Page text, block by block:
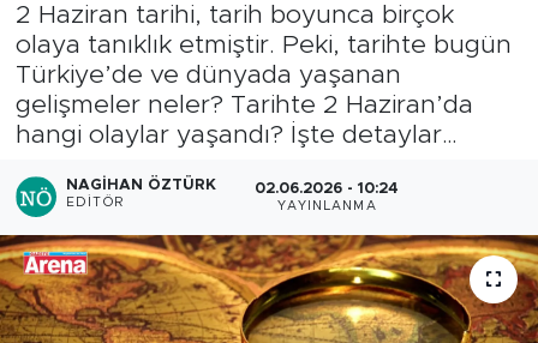
2 Haziran tarihi, tarih boyunca birçok
olaya tanıklık etmiştir. Peki, tarihte bugün
Türkiye’de ve dünyada yaşanan
gelişmeler neler? Tarihte 2 Haziran’da
hangi olaylar yaşandı? İşte detaylar…
NAGIHAN ÖZTÜRK
EDITÖR
02.06.2026 - 10:24
YAYINLANMA
Tüm Manşetler
Son Dakika Haberleri
Haber Arşivi